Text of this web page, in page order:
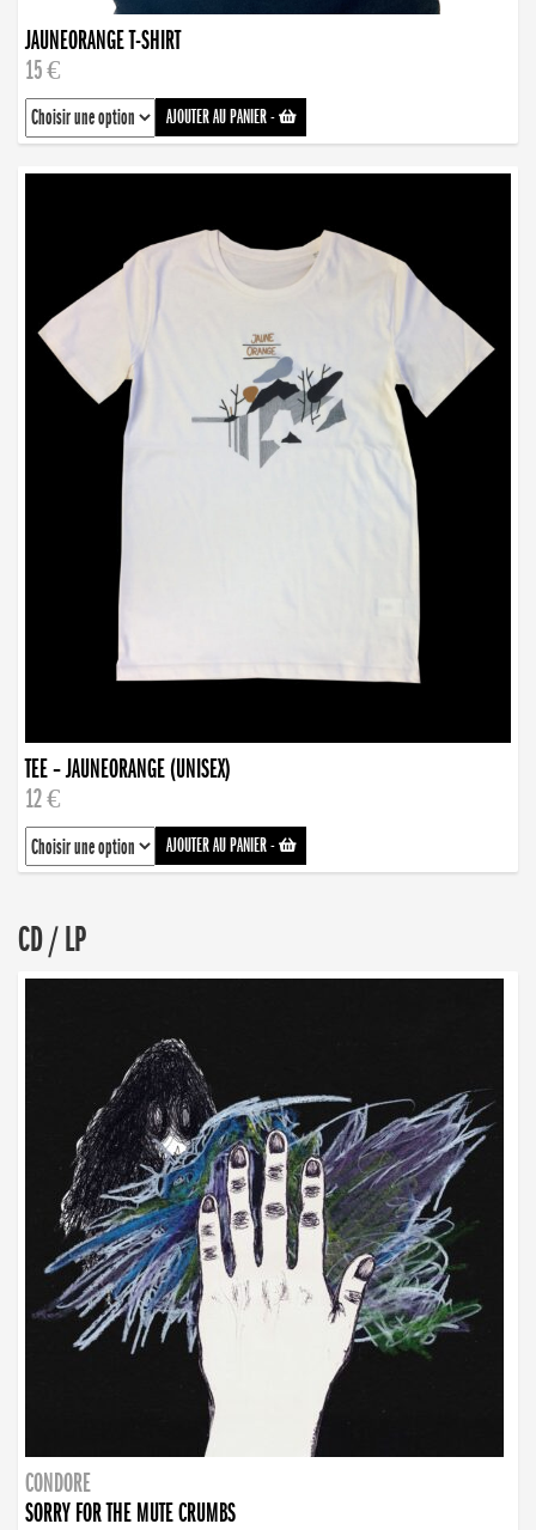
JAUNEORANGE T-SHIRT
15 €
AJOUTER AU PANIER-
TEE – JAUNEORANGE (UNISEX)
12 €
AJOUTER AU PANIER-
CD / LP
CONDORE
SORRY FOR THE MUTE CRUMBS